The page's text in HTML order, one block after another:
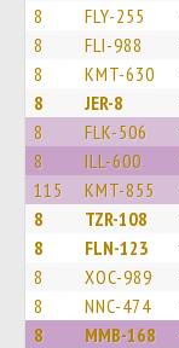
8 FLY-255
8 FLI-988
8 KMT-630
8 JER-8
8 FLK-506
8 ILL-600
115 KMT-855
8 TZR-108
8 FLN-123
8 XOC-989
8 NNC-474
8 MMB-168